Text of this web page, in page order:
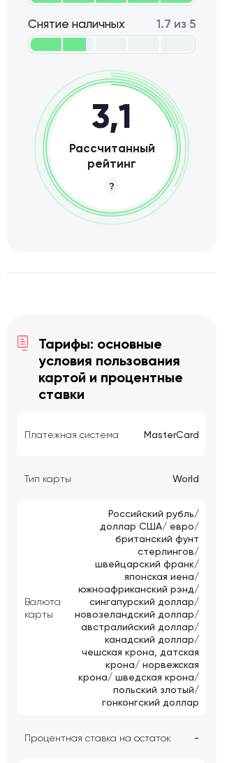
Снятие наличных 1.7 из 5
3,1
Рассчитанный
рейтинг
Тарифы: основные
условия пользования
картой и процентные
ставки
Платежная система MasterCard
Тип карты World
Валюта
карты
Российский рубль/
доллар США/ евро/
британский фунт
стерлингов/
швейцарский франк/
японская иена/
южноафриканский рэнд/
сингапурский доллар/
новозеландский доллар/
австралийский доллар/
канадский доллар/
чешская крона, датская
крона/ норвежская
крона/ шведская крона/
польский злотый/
гонконгский доллар
Процентная ставка на остаток -